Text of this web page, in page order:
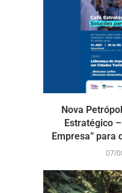
Nova
Estratégico
Empresa”
07/